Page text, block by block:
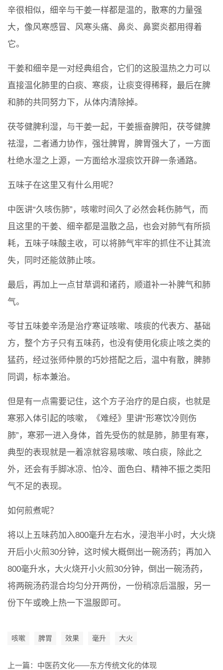
辛很相似，细辛与干姜一样都是温的，散寒的力量强
大，像风寒感冒、风寒头痛、鼻炎、鼻窦炎都用得着
它。
干姜和细辛是一对经典组合，它们的这股温热之力可以
直接温化肺里的白痰、寒痰，让痰变得稀释，最后在脾
和肺的共同努力下，从体内清除掉。
茯苓健脾利湿，与干姜一起，干姜振奋脾阳，茯苓健脾
祛湿，二者通力协作，强壮脾胃，脾胃强大了，一方面
杜绝水湿之上源，一方面给水湿痰饮开辟一条通路。
五味子在这里又有什么用呢？
中医讲“久咳伤肺”，咳嗽时间久了必然会耗伤肺气，而
且这里的干姜、细辛都是温散之品，也会对肺气有所损
耗，五味子味酸主收，可以将肺气牢牢的抓住不让其流
失，同时还能敛肺止咳。
最后，再加上一点甘草调和诸药，顺道补一补脾气和肺
气。
苓甘五味姜辛汤是治疗寒证咳嗽、咳痰的代表方、基础
方，整个方子只有五味药，也没有使用化痰止咳之类的
猛药，经过张师仲景的巧妙搭配之后，温中有散，脾肺
同调，标本兼治。
但是有一点需要记住，这个方子治疗的是白痰，也就是
寒邪入体引起的咳嗽，《难经》里讲“形寒饮冷则伤
肺”，寒邪一进入身体，首先受伤的就是肺，肺里有寒，
典型的表现就是一着凉就容易咳嗽、咳白痰，除此之
外，还会有手脚冰凉、怕冷、面色白、精神不振之类阳
气不足的表现。
如何煎煮呢？
将以上五味药加入800毫升左右水，浸泡半小时，大火烧
开后小火煎30分钟，这时候大概倒出一碗汤药；再加入
800毫升水，大火烧开小火煎30分钟，倒出一碗汤药，
将两碗汤药混合均匀分开两份，一份稍凉后温服，另一
份下午或晚上热一下温服即可。
咳嗽 脾胃 效果 毫升 大火
上一篇： 中医药文化——东方传统文化的体现